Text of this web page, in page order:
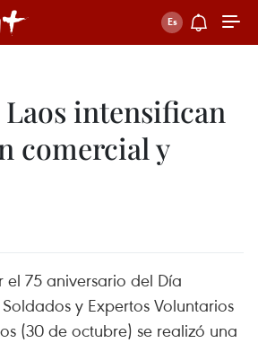
intensifican
comercial y
75 aniversario del Día
y Expertos Voluntarios
(30 de octubre) se realizó una